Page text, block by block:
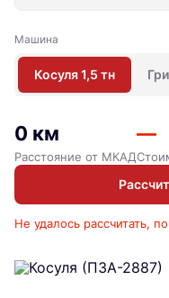
Машина
Косуля 1,5 тн
0 км
Расстояние от МКАД
—
Не удалось рассчитать,